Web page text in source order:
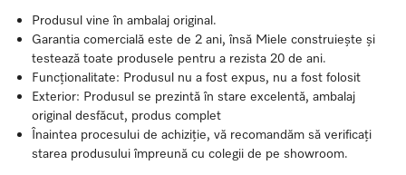
Produsul vine în ambalaj original.
Garantia comercială este de 2 ani, însă Miele construiește și
testează toate produsele pentru a rezista 20 de ani.
Funcționalitate: Produsul nu a fost expus, nu a fost folosit
Exterior: Produsul se prezintă în stare excelentă, ambalaj
original desfăcut, produs complet
Înaintea procesului de achiziție, vă recomandăm să verificați
starea produsului împreună cu colegii de pe showroom.